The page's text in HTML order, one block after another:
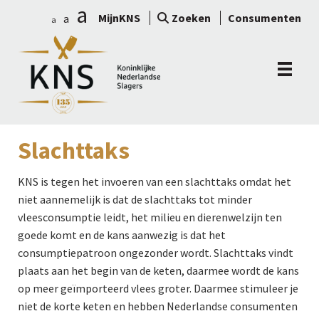
a a a MijnKNS Zoeken Consumenten
Slachttaks
KNS is tegen het invoeren van een slachttaks omdat het
niet aannemelijk is dat de slachttaks tot minder
vleesconsumptie leidt, het milieu en dierenwelzijn ten
goede komt en de kans aanwezig is dat het
consumptiepatroon ongezonder wordt. Slachttaks vindt
plaats aan het begin van de keten, daarmee wordt de kans
op meer geïmporteerd vlees groter. Daarmee stimuleer je
niet de korte keten en hebben Nederlandse consumenten